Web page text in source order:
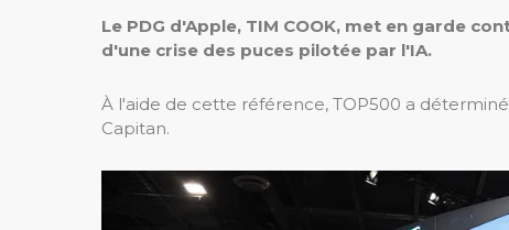
Le PDG d'Apple, TIM COOK, met en garde
d'une crise des puces pilotée par l'IA.
À l'aide de cette référence, TOP500 a
Capitan.